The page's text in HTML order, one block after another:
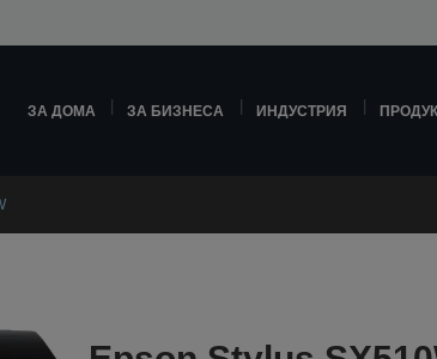
ЗА ДОМА ЗА БИЗНЕСА ИНДУСТРИЯ